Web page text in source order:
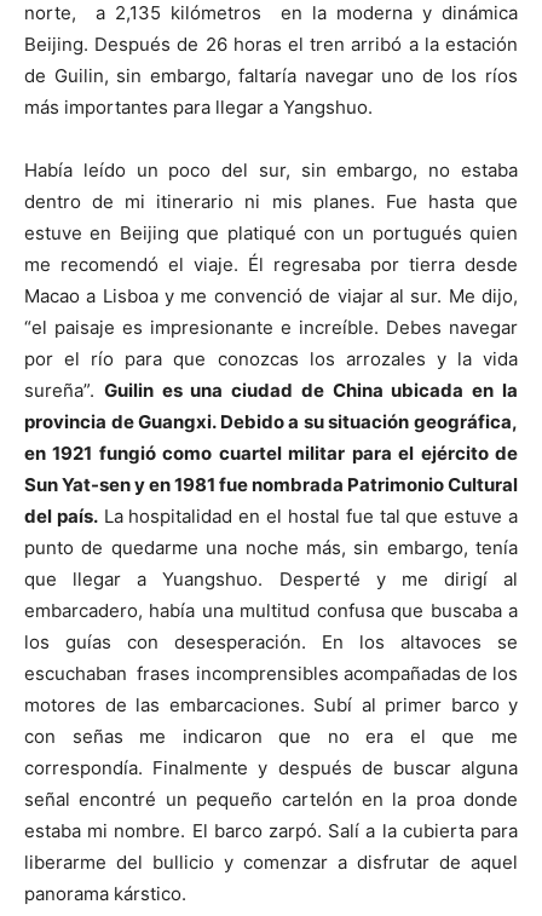
norte, a 2,135 kilómetros en la moderna y dinámica
Beijing. Después de 26 horas el tren arribó a la estación
de Guilin, sin embargo, faltaría navegar uno de los ríos
más importantes para llegar a Yangshuo.
Había leído un poco del sur, sin embargo, no estaba
dentro de mi itinerario ni mis planes. Fue hasta que
estuve en Beijing que platiqué con un portugués quien
me recomendó el viaje. Él regresaba por tierra desde
Macao a Lisboa y me convenció de viajar al sur. Me dijo,
“el paisaje es impresionante e increíble. Debes navegar
por el río para que conozcas los arrozales y la vida
sureña”. Guilin es una ciudad de China ubicada en la
provincia de Guangxi. Debido a su situación geográfica,
en 1921 fungió como cuartel militar para el ejército de
Sun Yat-sen y en 1981 fue nombrada Patrimonio Cultural
del país.La hospitalidad en el hostal fue tal que estuve a
punto de quedarme una noche más, sin embargo, tenía
que llegar a Yuangshuo. Desperté y me dirigí al
embarcadero, había una multitud confusa que buscaba a
los guías con desesperación. En los altavoces se
escuchaban frases incomprensibles acompañadas de los
motores de las embarcaciones. Subí al primer barco y
con señas me indicaron que no era el que me
correspondía. Finalmente y después de buscar alguna
señal encontré un pequeño cartelón en la proa donde
estaba mi nombre. El barco zarpó. Salí a la cubierta para
liberarme del bullicio y comenzar a disfrutar de aquel
panorama kárstico.